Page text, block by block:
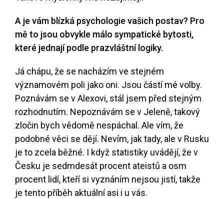
A je vám blízká psychologie vašich postav? Pro
mě to jsou obvykle málo sympatické bytosti,
které jednají podle prazvláštní logiky.
Já chápu, že se nacházím ve stejném
významovém poli jako oni. Jsou částí mé volby.
Poznávám se v Alexovi, stál jsem před stejným
rozhodnutím. Nepoznávám se v Jeleně, takový
zločin bych vědomě nespáchal. Ale vím, že
podobné věci se dějí. Nevím, jak tady, ale v Rusku
je to zcela běžné. I když statistiky uvádějí, že v
Česku je sedmdesát procent ateistů a osm
procent lidí, kteří si vyznáním nejsou jistí, takže
je tento příběh aktuální asi i u vás.